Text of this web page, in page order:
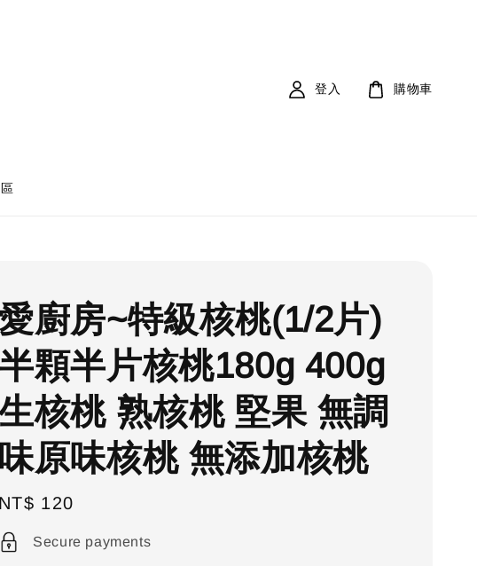
登入 購物車
愛廚房~特級核桃(1/2片)
顆半片核桃180g 400g
核桃 熟核桃 堅果 無調
味原味核桃 無添加核桃
Regular
price
NT$ 120
Secure payments